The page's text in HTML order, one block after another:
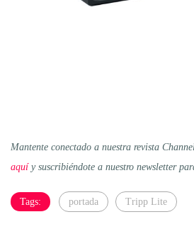
Mantente conectado a nuestra revista
aquíy suscribiéndote a nuestro newsletter
Tags: portada Tripp Lite